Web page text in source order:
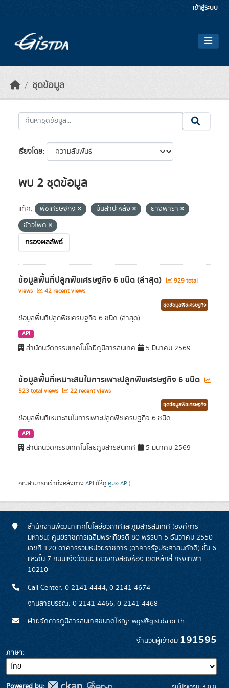
เข้าสู่ระบบ
ชุดข้อมูล
เรียงโดย
พบ 2 ชุดข้อมูล
แท็ค: พืชเศรษฐกิจ มันสำปะหลัง
ยางพารา
ข้าวโพด
กรองผลลัพธ์
ข้อมูลพื้นที่ปลูกพืชเศรษฐกิจ 6 ชนิด (ล่าสุด)
929 total
views
42 recent views
ชุดข้อมูลพืชเศรษฐกิจ
ข้อมูลพื้นที่ปลูกพืชเศรษฐกิจ 6 ชนิด (ล่าสุด)
API
สำนักนวัตกรรมเทคโนโลยีภูมิสารสนเทศ 5 มีนาคม 2569
ข้อมูลพื้นที่เหมาะสมในการเพาะปลูกพืชเศรษฐกิจ 6 ชนิด
523 total views 22 recent views
ชุดข้อมูลพืชเศรษฐกิจ
ข้อมูลพื้นที่เหมาะสมในการเพาะปลูกพืชเศรษฐกิจ 6 ชนิด
API
สำนักนวัตกรรมเทคโนโลยีภูมิสารสนเทศ 5 มีนาคม 2569
คุณสามารถเข้าถึงคลังทาง API (ให้ดู คู่มือ API).
สำนักงานพัฒนาเทคโนโลยีอวกาศและภูมิสารสนเทศ (องค์การ
มหาชน) ศูนย์ราชการเฉลิมพระเกียรติ 80 พรรษา 5 ธันวาคม 2550
เลขที่ 120 อาคารรวมหน่วยราชการ (อาคารรัฐประศาสนภักดี) ชั้น 6
และชั้น 7 ถนนแจ้งวัฒนะ แขวงทุ่งสองห้อง เขตหลักสี่ กรุงเทพฯ
10210
Call Center: 0 2141 4444, 0 2141 4674
งานสารบรรณ: 0 2141 4466, 0 2141 4468
ฝ่ายจัดการภูมิสารสนเทศขนาดใหญ่: wgs@gistda.or.th
จำนวนผู้เข้าชม 191595
ภาษา